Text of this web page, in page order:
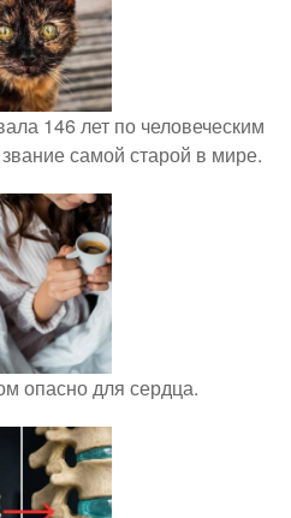
146 лет по человеческим
самой старой в мире.
опасно для сердца.